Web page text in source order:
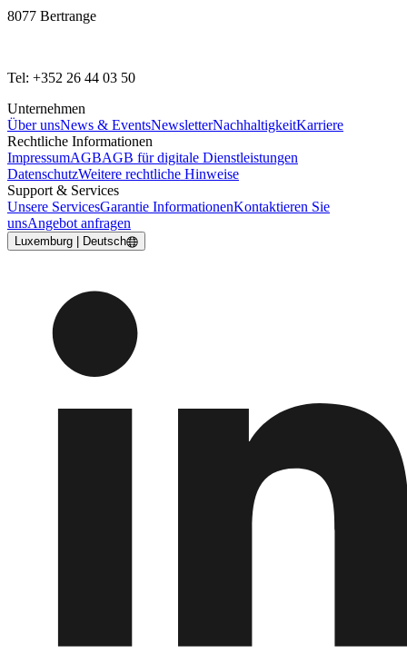
8077 Bertrange
Tel: +352 26 44 03 50
Unternehmen
Über unsNews & EventsNewsletterNachhaltigkeitKarriere
Rechtliche Informationen
ImpressumAGBAGB für digitale Dienstleistungen
DatenschutzWeitere rechtliche Hinweise
Support & Services
Unsere ServicesGarantie InformationenKontaktieren Sie
unsAngebot anfragen
Luxemburg | Deutsch